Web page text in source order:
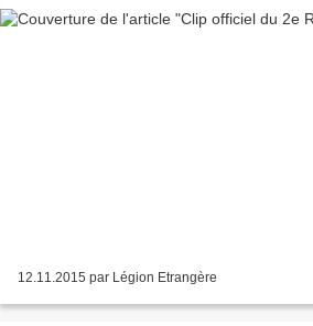
12.11.2015 par Légion Etrangère